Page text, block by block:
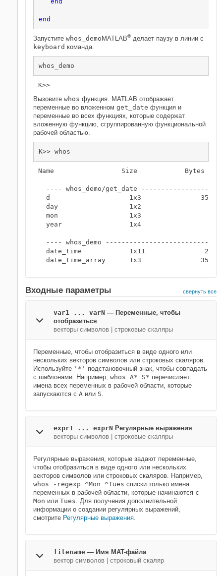
end
Запустите whos_demo MATLAB®делает паузу в линии с
keyboard команда.
whos_demo
K>>
Вызовите whos функция. MATLAB отображает
переменные во вложенном get_date функция и
переменные во всех функциях, которые содержат
вложенную функцию, сгруппированную функциональной
рабочей областью.
K>> whos
Name                 Size            Bytes
---- whos_demo/get_date
d                    1x3
day                  1x2
mon                  1x3
year                 1x4
---- whos_demo
date_time            1x11
Входные параметры свернуть все
var1 ... varN — Переменные, чтобы
отобразиться
векторы символов
строковые скаляры
Переменные, чтобы отобразиться в виде одного или
нескольких векторов символов или строковых скаляров.
Используйте '*' подстановочный знак, чтобы совпадать
с шаблонами. Например, whos A* S* перечисляет
имена всех переменных в рабочей области, которые
запускаются с A или S.
expr1 ... exprN Регулярные выражения
векторы символов
строковые скаляры
Регулярные выражения, которые задают переменные,
чтобы отобразиться в виде одного или нескольких
векторов символов или строковых скаляров. Например,
whos -regexp ^Mon ^Tues списки только имена
переменных в рабочей области, которые начинаются с
Mon или Tues. Для получения дополнительной
информации о создании регулярных выражений,
смотрите Регулярные выражения.
filename — Имя MAT-файла
вектор символов
строковый скаляр